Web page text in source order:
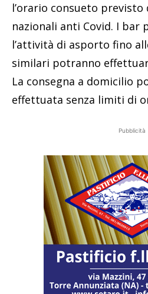
l’orario consueto
nazionali anti Covid. I
l’attività di asporto fino
similari potranno
La consegna a domicilio
effettuata senza limiti di
Pubblicità